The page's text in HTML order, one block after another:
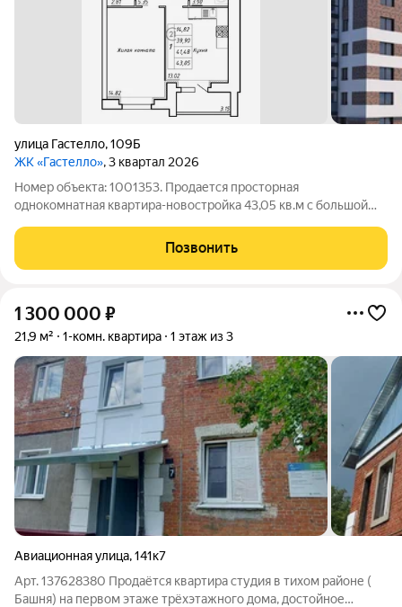
улица Гастелло,109Б
ЖК «Гастелло», 3 квартал 2026
Номер объекта: 1001353. Продается просторная
однокомнатная квартира-новостройка 43,05 кв.м с большой
идеальное предложение для тех, кто ценит комфорт, удобство
и продуманное пространство без
Позвонить
1 300 000 ₽
21,9 м² 1-комн. квартира 1 этаж из 3
Авиационная улица,141к7
Арт. 137628380 Продаётся квартира студия в тихом районе (
Башня) на первом этаже трёхэтажного дома, достойное